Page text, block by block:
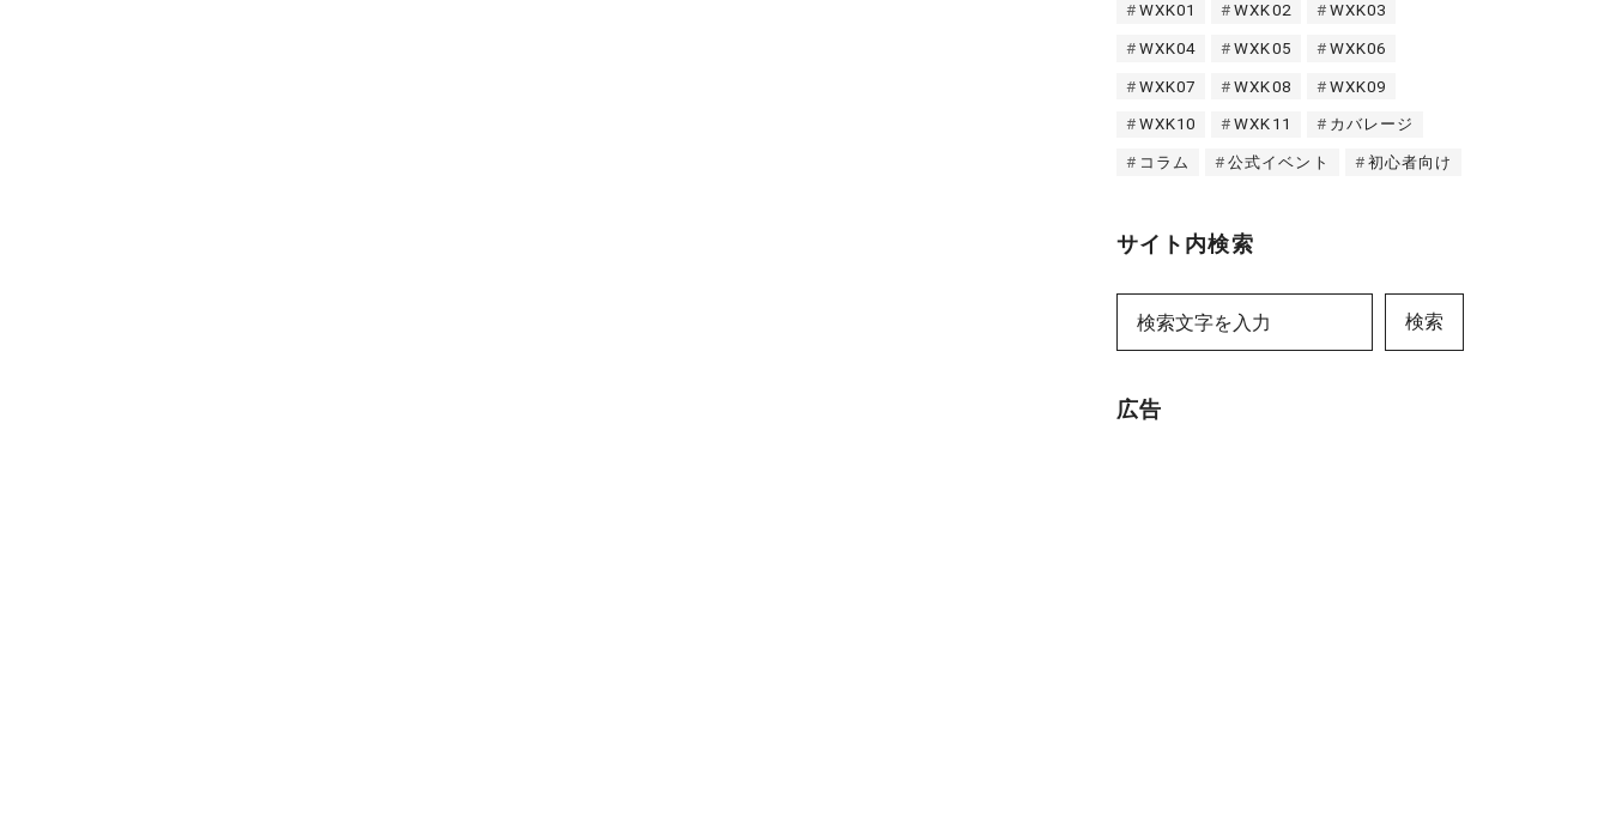
WXK01 WXK02 WXK03
WXK04 WXK05 WXK06
WXK07 WXK08 WXK09
WXK10 WXK11 カバレージ
コラム 公式イベント 初心者向け
サイト内検索
検索
広告